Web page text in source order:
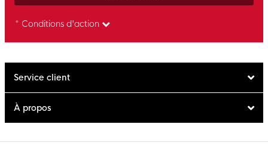
* Conditions d'action
Service client
À propos